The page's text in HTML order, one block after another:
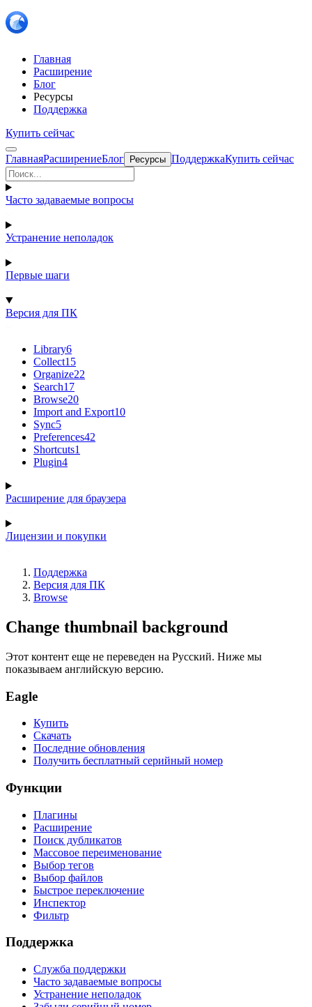
Главная
Расширение
Блог
Ресурсы
Поддержка
Купить сейчас
ГлавнаяРасширениеБлог Ресурсы ПоддержкаКупить сейчас
Часто задаваемые вопросы
Устранение неполадок
Первые шаги
Версия для ПК
Library6
Collect15
Organize22
Search17
Browse20
Import and Export10
Sync5
Preferences42
Shortcuts1
Plugin4
Расширение для браузера
Лицензии и покупки
Поддержка
Версия для ПК
Browse
Change thumbnail background
Этот контент еще не переведен на Русский. Ниже мы
показываем английскую версию.
Eagle
Купить
Скачать
Последние обновления
Получить бесплатный серийный номер
Функции
Плагины
Расширение
Поиск дубликатов
Массовое переименование
Выбор тегов
Выбор файлов
Быстрое переключение
Инспектор
Фильтр
Поддержка
Служба поддержки
Часто задаваемые вопросы
Устранение неполадок